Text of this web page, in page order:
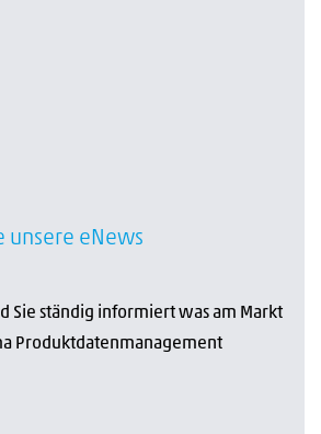
unsere eNews
Sie ständig informiert was am Markt
Produktdatenmanagement